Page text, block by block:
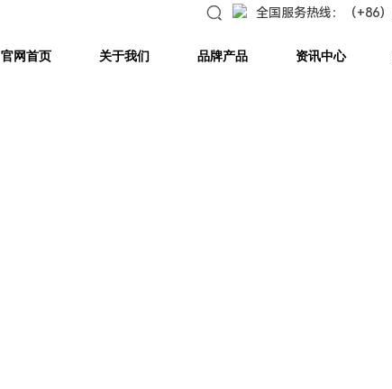
全国服务热线：（+86）
官网首页 关于我们 品牌产品 资讯中心